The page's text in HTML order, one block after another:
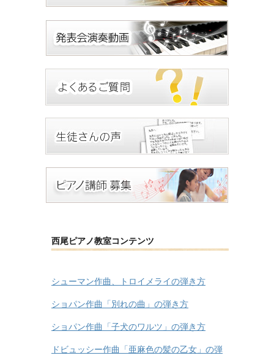
西尾ピアノ教室コンテンツ
シューマン作曲、トロイメライの弾き方
ショパン作曲「別れの曲」の弾き方
ショパン作曲「子犬のワルツ」の弾き方
ドビュッシー作曲「亜麻色の髪の乙女」の弾